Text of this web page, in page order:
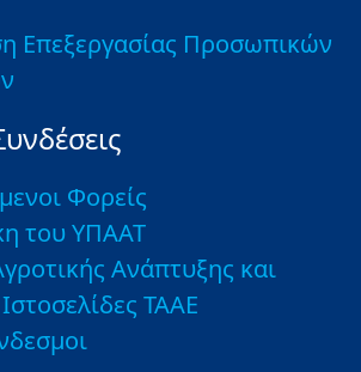
Επεξεργασίας Προσωπικών
Φορείς
του ΥΠΑΑΤ
Ανάπτυξης και
ΤΑΑΕ